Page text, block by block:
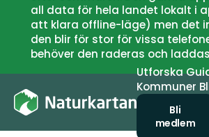
all data för hela landet lokalt i
att klara offline-läge) men det
den blir för stor för vissa
behöver den raderas och
Utforska
Kommuner
Bli
medlem